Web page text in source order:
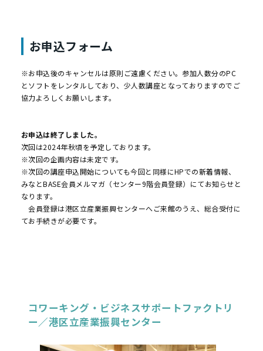
お申込フォーム
※お申込後のキャンセルは原則ご遠慮ください。参加人数分のPC
とソフトをレンタルしており、少人数講座となっておりますのでご
協力よろしくお願いします。
お申込は終了しました。
次回は2024年秋頃を予定しております。
※次回の企画内容は未定です。
※次回の講座申込開始についても今回と同様にHPでの新着情報、
みなとBASE会員メルマガ（センター9階会員登録）にてお知らせと
なります。
会員登録は港区立産業振興センターへご来館のうえ、総合受付に
てお手続きが必要です。
コワーキング・ビジネスサポートファクトリ
ー／港区立産業振興センター